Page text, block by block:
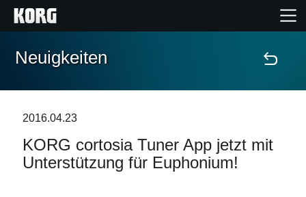
Home
Extras
Neuigkeiten
2016.04.23
KORG cortosia Tuner App jetzt mit
Unterstützung für Euphonium!